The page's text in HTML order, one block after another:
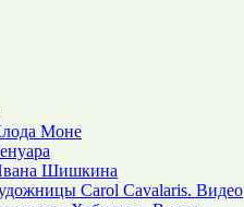
Моне
Шишкина
Carol Cavalaris. Видео